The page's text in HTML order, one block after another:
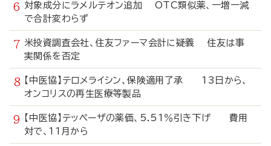
対象成分にラメルテオン追加 OTC類似薬、一増一減
で合計変わらず
米投資調査会社、住友ファーマ会計に疑義 住友は事
実関係を否定
【中医協】テロメライシン、保険適用了承 13日から、
オンコリスの再生医療等製品
【中医協】テッペーザの薬価、5.51％引き下げ 費用
対で、11月から